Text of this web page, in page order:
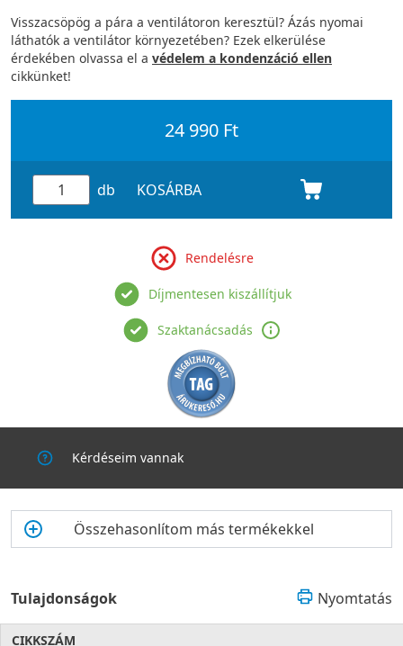
Visszacsöpög a pára a ventilátoron keresztül? Ázás nyomai
láthatók a ventilátor környezetében? Ezek elkerülése
érdekében olvassa el a védelem a kondenzáció ellen
cikkünket!
24 990 Ft
db KOSÁRBA
Rendelésre
Díjmentesen kiszállítjuk
Szaktanácsadás
Kérdéseim vannak
Összehasonlítom más termékekkel
Tulajdonságok Nyomtatás
CIKKSZÁM